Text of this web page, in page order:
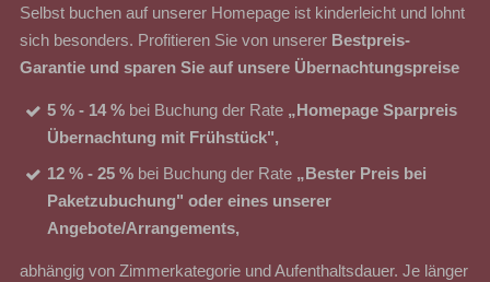
Selbst buchen auf unserer Homepage ist kinderleicht und lohnt
sich besonders. Profitieren Sie von unserer Bestpreis-
Garantie und sparen Sie auf unsere Übernachtungspreise
5 % - 14 % bei Buchung der Rate „Homepage Sparpreis
Übernachtung mit Frühstück",
12 % - 25 % bei Buchung der Rate „Bester Preis bei
Paketzubuchung" oder eines unserer
Angebote/Arrangements,
abhängig von Zimmerkategorie und Aufenthaltsdauer. Je länger